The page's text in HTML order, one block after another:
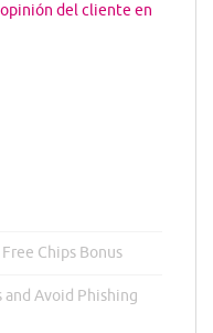
del cliente en
Chips Bonus
and Avoid Phishing